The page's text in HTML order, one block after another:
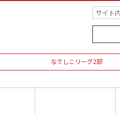
なでしこリーグ2部